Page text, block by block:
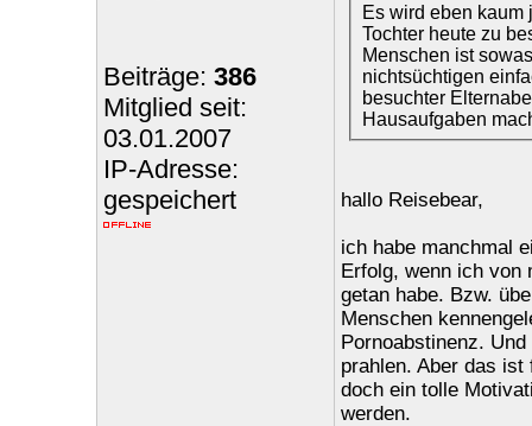
Beiträge: 386
Mitglied seit:
03.01.2007
IP-Adresse:
gespeichert
Es wird eben kaum
Tochter heute zu
Menschen ist
nichtsüchtigen
besuchter
Hausaufgaben
hallo Reisebear,
ich habe manchmal
Erfolg, wenn ich von
getan habe. Bzw.
Menschen
Pornoabstinenz.
prahlen. Aber das
doch ein tolle
werden.